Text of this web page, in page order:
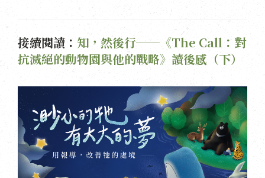
接續閱讀： 知，然後行──《The Call：對
抗滅絕的動物園與他的戰略》讀後感（下）